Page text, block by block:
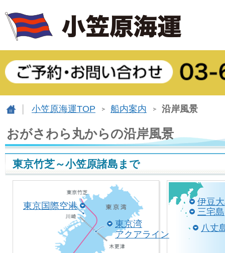
小笠原海運TOP 船内案内 沿岸風景
おがさわら丸からの沿岸風景
東京竹芝～小笠原諸島まで
東京国際空港
東京湾
アクアライン
伊豆
三宅島
八丈